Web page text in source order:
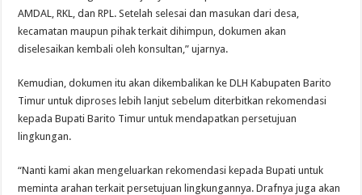
AMDAL, RKL, dan RPL. Setelah selesai dan masukan dari desa,
kecamatan maupun pihak terkait dihimpun, dokumen akan
diselesaikan kembali oleh konsultan,” ujarnya.
Kemudian, dokumen itu akan dikembalikan ke DLH Kabupaten Barito
Timur untuk diproses lebih lanjut sebelum diterbitkan rekomendasi
kepada Bupati Barito Timur untuk mendapatkan persetujuan
lingkungan.
“Nanti kami akan mengeluarkan rekomendasi kepada Bupati untuk
meminta arahan terkait persetujuan lingkungannya. Drafnya juga akan